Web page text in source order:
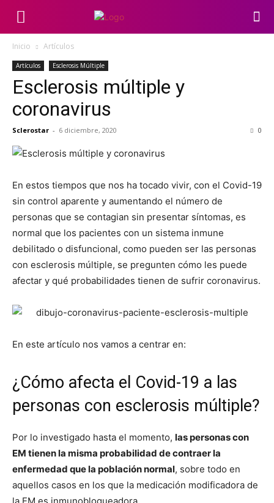
Inicio Artículos
Artículos Esclerosis Múltiple
Esclerosis múltiple y
coronavirus
Sclerostar - 6 diciembre, 2020 0
En estos tiempos que nos ha tocado vivir, con el Covid-19
sin control aparente y aumentando el número de
personas que se contagian sin presentar síntomas, es
normal que los pacientes con un sistema inmune
debilitado o disfuncional, como pueden ser las personas
con esclerosis múltiple, se pregunten cómo les puede
afectar y qué probabilidades tienen de sufrir coronavirus.
En este artículo nos vamos a centrar en:
¿Cómo afecta el Covid-19 a las
personas con esclerosis múltiple?
Por lo investigado hasta el momento, las personas con
EM tienen la misma probabilidad de contraer la
enfermedad que la población normal, sobre todo en
aquellos casos en los que la medicación modificadora de